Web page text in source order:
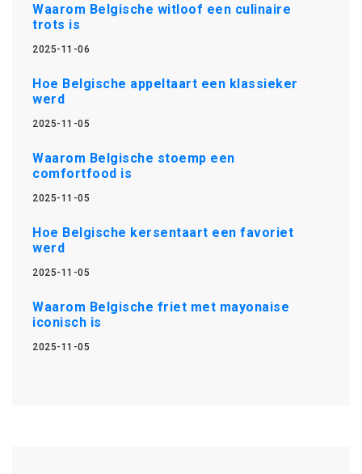
Waarom Belgische witloof een culinaire
trots is
2025-11-06
Hoe Belgische appeltaart een klassieker
werd
2025-11-05
Waarom Belgische stoemp een
comfortfood is
2025-11-05
Hoe Belgische kersentaart een favoriet
werd
2025-11-05
Waarom Belgische friet met mayonaise
iconisch is
2025-11-05